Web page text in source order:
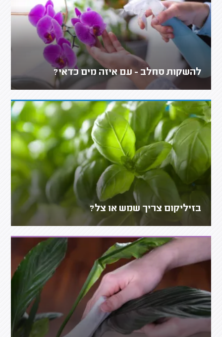
להשקות סחלב - עם איזה מים כדאי?
בזיליקום צריך שמש או צל?